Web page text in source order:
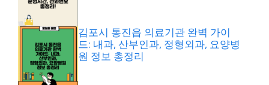
김포시 통진읍 의료기관 완벽 가이
드: 내과, 산부인과, 정형외과, 요양병
원 정보 총정리